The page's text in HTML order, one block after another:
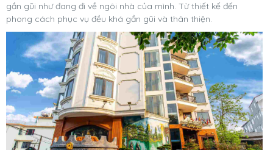
gần gũi như đang đi về ngôi nhà của mình. Từ thiết kế đến
phong cách phục vụ đều khá gần gũi và thân thiện.